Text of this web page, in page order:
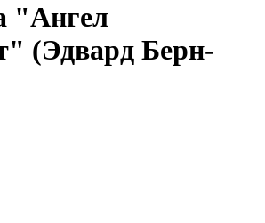
"Ангел
(Эдвард Берн-